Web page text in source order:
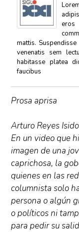
eros
mattis.
venenatis sem
habitasse platea
faucibus
Prosa aprisa
Arturo Reyes
En un video que
imagen de una
caprichosa, la
quienes en las
columnista solo
persona o algún
o políticos ni
para pedir su